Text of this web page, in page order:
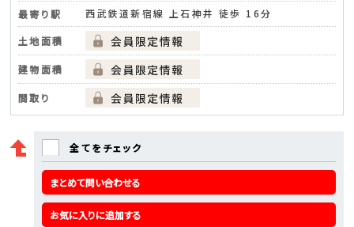
最寄り駅 西武鉄道新宿線 上石神井 徒歩 16分
土地面積
建物面積
間取り
全てをチェック
まとめて問い合わせる
お気に入りに追加する